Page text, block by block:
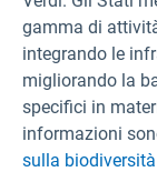
gamma di
integrando le
migliorando la
specifici in
informazioni
sulla